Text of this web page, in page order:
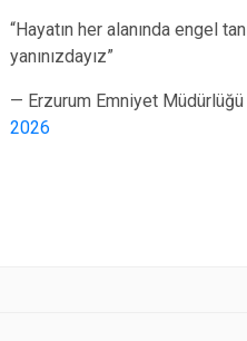
“Hayatın her alanında engel
yanınızdayız”
— Erzurum Emniyet
2026